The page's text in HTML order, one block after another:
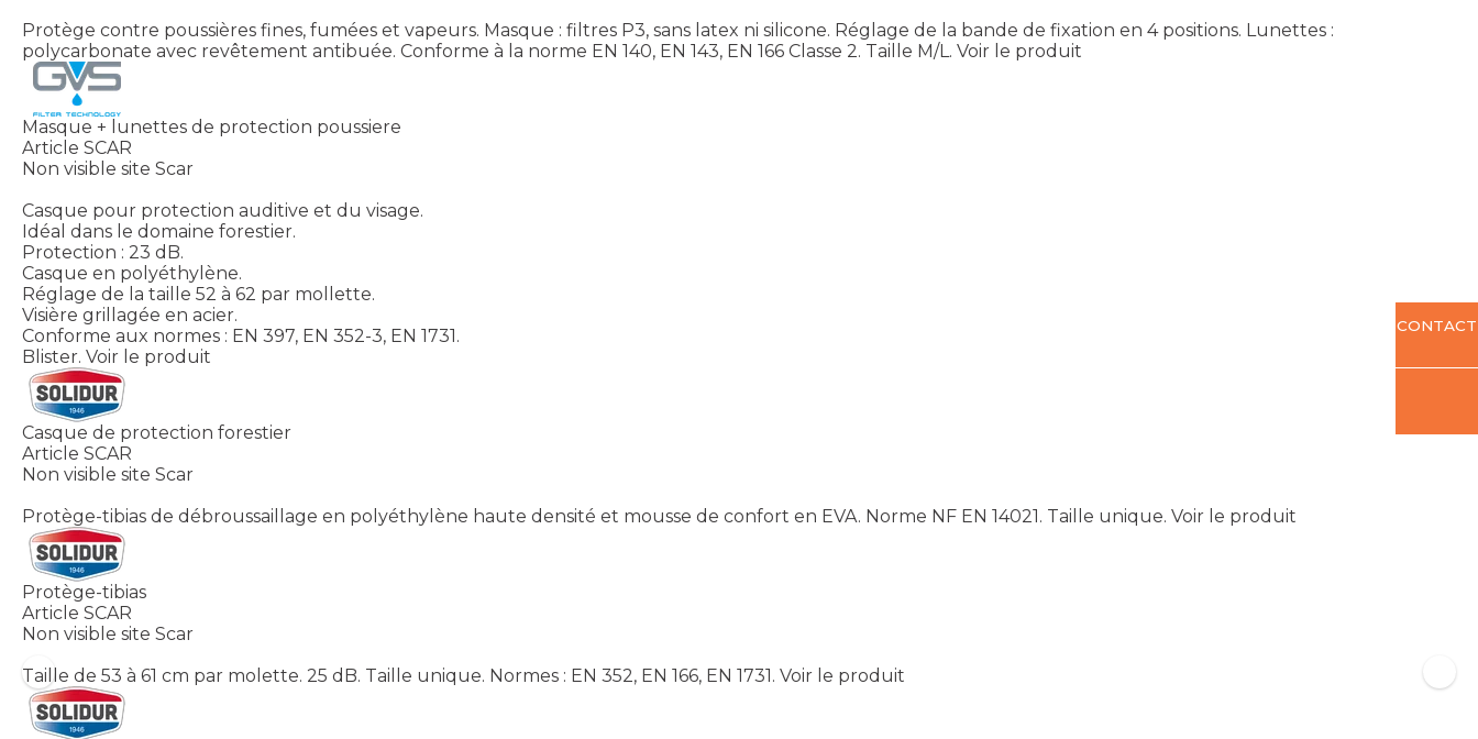
Protège contre poussières fines, fumées et vapeurs. Masque : filtres P3, sans latex ni silicone. Réglage de la bande de fixation en 4 positions. Lunettes :
polycarbonate avec revêtement antibuée. Conforme à la norme EN 140, EN 143, EN 166 Classe 2. Taille M/L. Voir le produit
Masque + lunettes de protection poussiere
Article SCAR
Non visible site Scar
Casque pour protection auditive et du visage.
Idéal dans le domaine forestier.
Protection : 23 dB.
Casque en polyéthylène.
Réglage de la taille 52 à 62 par mollette.
Visière grillagée en acier.
Conforme aux normes : EN 397, EN 352-3, EN 1731.
Blister. Voir le produit
Casque de protection forestier
Article SCAR
Non visible site Scar
Protège-tibias de débroussaillage en polyéthylène haute densité et mousse de confort en EVA. Norme NF EN 14021. Taille unique. Voir le produit
Protège-tibias
Article SCAR
Non visible site Scar
Taille de 53 à 61 cm par molette. 25 dB. Taille unique. Normes : EN 352, EN 166, EN 1731. Voir le produit
CONTACT